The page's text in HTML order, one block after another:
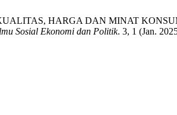
HARGA DAN MINAT
Sosial Ekonomi dan Politik. 3, 1 (Jan.